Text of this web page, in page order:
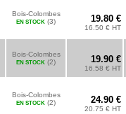
Bois-Colombes
EN STOCK (3) 19.80 €
16.50 € HT
Bois-Colombes
EN STOCK (2) 19.90 €
16.58 € HT
Bois-Colombes
EN STOCK (2) 24.90 €
20.75 € HT